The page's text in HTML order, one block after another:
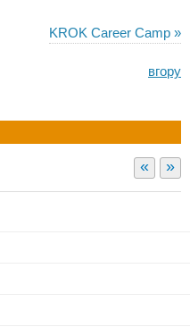
KROK Career Camp »
вгору
« »